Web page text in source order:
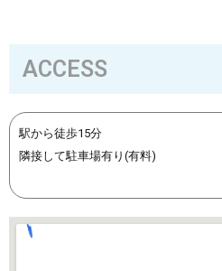
ACCESS
駅から徒歩15分
隣接して駐車場有り(有料)